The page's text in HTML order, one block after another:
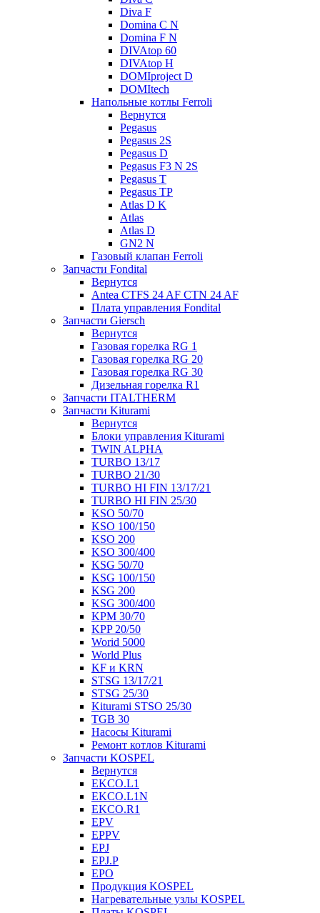
Diva F
Domina C N
Domina F N
DIVAtop 60
DIVAtop H
DOMIproject D
DOMItech
Напольные котлы Ferroli
Вернутся
Pegasus
Pegasus 2S
Pegasus D
Pegasus F3 N 2S
Pegasus T
Pegasus TP
Atlas D K
Atlas
Atlas D
GN2 N
Газовый клапан Ferroli
Запчасти Fondital
Вернутся
Antea CTFS 24 AF CTN 24 AF
Плата управления Fondital
Запчасти Giersch
Вернутся
Газовая горелка RG 1
Газовая горелка RG 20
Газовая горелка RG 30
Дизельная горелка R1
Запчасти ITALTHERM
Запчасти Kiturami
Вернутся
Блоки управления Kiturami
TWIN ALPHA
TURBO 13/17
TURBO 21/30
TURBO HI FIN 13/17/21
TURBO HI FIN 25/30
KSO 50/70
KSO 100/150
KSO 200
KSO 300/400
KSG 50/70
KSG 100/150
KSG 200
KSG 300/400
KPM 30/70
KPP 20/50
Worid 5000
World Plus
KF и KRN
STSG 13/17/21
STSG 25/30
Kiturami STSO 25/30
TGB 30
Насосы Kiturami
Ремонт котлов Kiturami
Запчасти KOSPEL
Вернутся
EKCO.L1
EKCO.L1N
EKCO.R1
EPV
EPPV
EPJ
EPJ.P
EPO
Продукция KOSPEL
Нагревательные узлы KOSPEL